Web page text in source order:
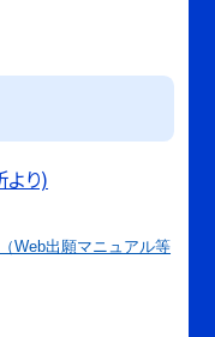
り)
Web出願マニュアル等